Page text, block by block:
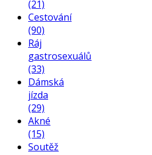
(21)
Cestování
(90)
Ráj
gastrosexuálů
(33)
Dámská
jízda
(29)
Akné
(15)
Soutěž